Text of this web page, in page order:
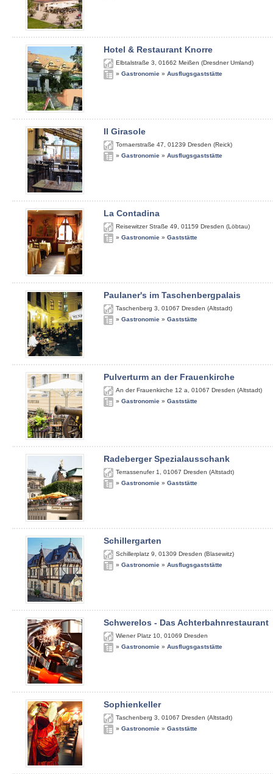
Hotel & Restaurant Knorre
Elbtalstraße 3 01662 Meißen (Dresdner Umland)
» Gastronomie » Ausflugsgaststätte
Il Girasole
Tornaerstraße 47 01239 Dresden (Reick)
» Gastronomie » Ausflugsgaststätte
La Contadina
Reisewitzer Straße 49 01159 Dresden (Löbtau)
» Gastronomie » Gaststätte
Paulaner's im Taschenbergpalais
Taschenberg 3 01067 Dresden (Altstadt)
» Gastronomie » Gaststätte
Pulverturm an der Frauenkirche
An der Frauenkirche 12 a 01067 Dresden (Altstadt)
» Gastronomie » Gaststätte
Radeberger Spezialausschank
Terrassenufer 1 01067 Dresden (Altstadt)
» Gastronomie » Gaststätte
Schillergarten
Schillerplatz 9 01309 Dresden (Blasewitz)
» Gastronomie » Ausflugsgaststätte
Schwerelos - Das Achterbahnrestaurant
Wiener Platz 10 01069 Dresden
» Gastronomie » Ausflugsgaststätte
Sophienkeller
Taschenberg 3 01067 Dresden (Altstadt)
» Gastronomie » Gaststätte